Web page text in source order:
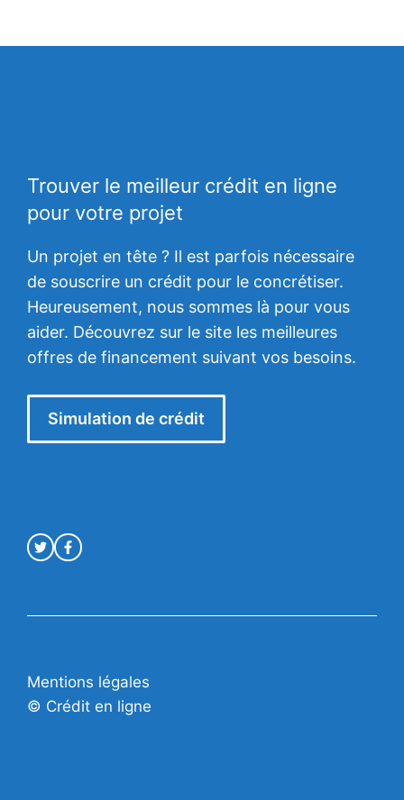
Trouver le meilleur crédit en ligne
pour votre projet
Un projet en tête ? Il est parfois nécessaire
de souscrire un crédit pour le concrétiser.
Heureusement, nous sommes là pour vous
aider. Découvrez sur le site les meilleures
offres de financement suivant vos besoins.
Simulation de crédit
© Crédit en ligne
Mentions légales